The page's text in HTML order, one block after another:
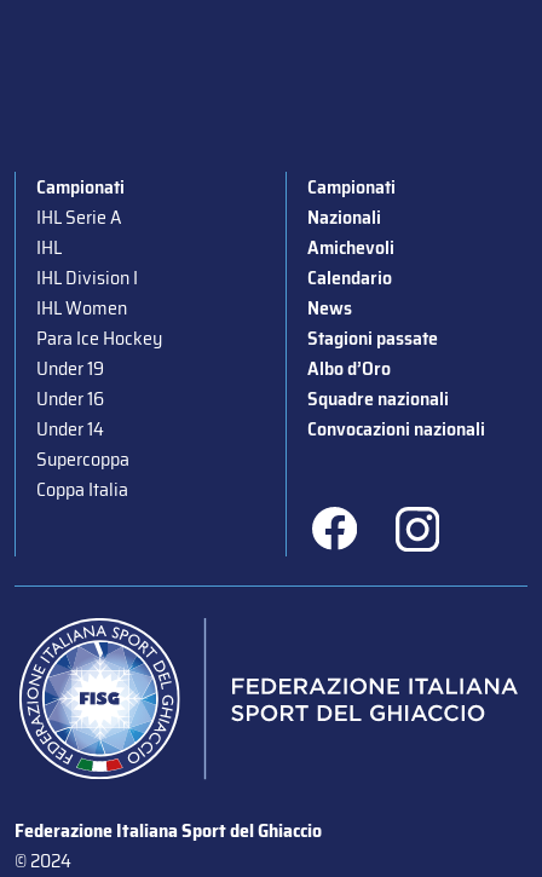
Campionati
IHL Serie A
IHL
IHL Division I
IHL Women
Para Ice Hockey
Under 19
Under 16
Under 14
Supercoppa
Coppa Italia
Campionati
Nazionali
Amichevoli
Calendario
News
Stagioni passate
Albo d’Oro
Squadre nazionali
Convocazioni nazionali
Federazione Italiana Sport del Ghiaccio
© 2024